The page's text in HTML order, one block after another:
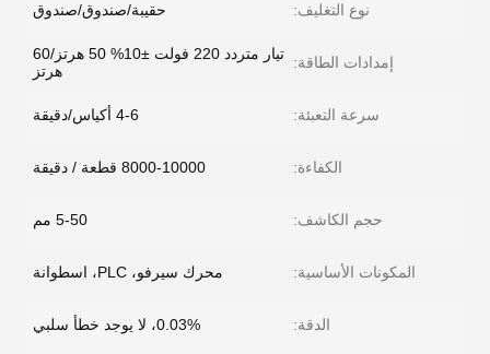
نوع التغليف: حقيبة/صندوق/صندوق
إمدادات الطاقة:
تيار متردد 220 فولت ±10% 50 هرتز/60
هرتز
سرعة التعبئة: 4-6 أكياس/دقيقة
الكفاءة: 8000-10000 قطعة / دقيقة
حجم الكاشف: 5-50 مم
المكونات الأساسية: محرك سيرفو، PLC، اسطوانة
الدقة: 0.03%، لا يوجد خطأ سلبي